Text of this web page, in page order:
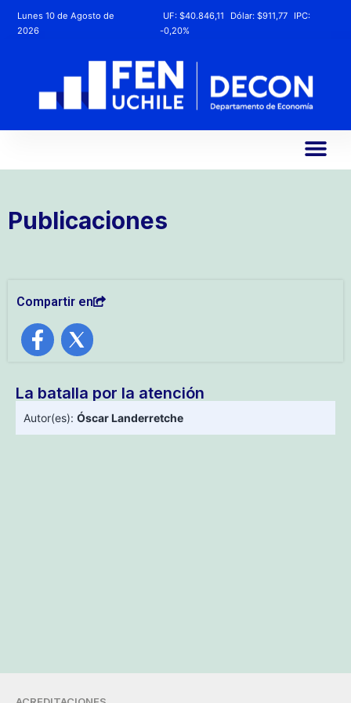
Lunes 10 de Agosto de
2026
UF: $40.846,11 Dólar: $911,77
IPC:
-0,20%
Publicaciones
Compartir en
La batalla por la atención
Autor(es): Óscar Landerretche